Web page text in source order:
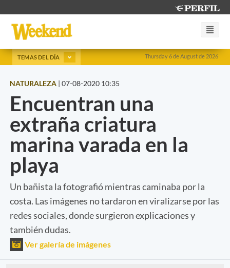
Thursday 6 de August de 2026
TEMAS DEL DÍA
NATURALEZA | 07-08-2020 10:35
Encuentran una
extraña criatura
marina varada en la
playa
Un bañista la fotografió mientras caminaba por la
costa. Las imágenes no tardaron en viralizarse por las
redes sociales, donde surgieron explicaciones y
también dudas.
Ver galería de imágenes